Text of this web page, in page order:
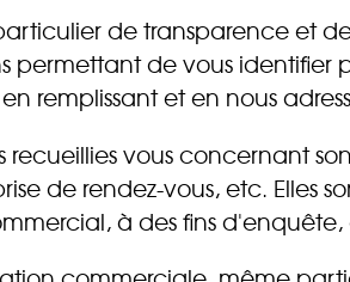
de transparence et
permettant de vous identifier
remplissant et en nous
recueillies vous concernant
de rendez-vous, etc. Elles
à des fins